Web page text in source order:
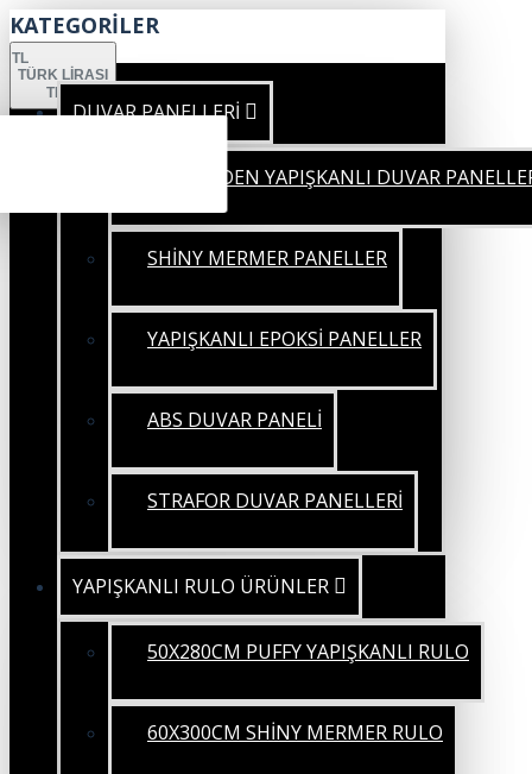
KATEGORİLER
TL
TÜRK LIRASI
TRY
DUVAR PANELLERİ
KENDİNDEN YAPIŞKANLI DUVAR
SHİNY MERMER PANELLER
YAPIŞKANLI EPOKSİ PANELLER
ABS DUVAR PANELİ
STRAFOR DUVAR PANELLERİ
YAPIŞKANLI RULO ÜRÜNLER
50X280CM PUFFY YAPIŞKANLI RULO
60X300CM SHİNY MERMER RULO